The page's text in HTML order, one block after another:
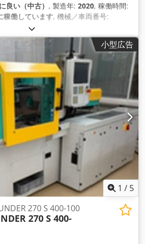
良い（中古） , 製造年: 2020, 稼働時間:
稼働しています, 機械／車両番号:
500 キロニュートン
小型広告
1 / 5
270 S 400-100
270 S 400-